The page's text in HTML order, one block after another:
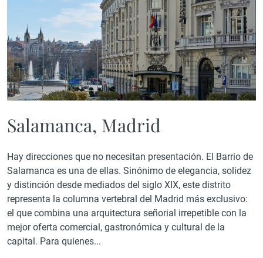
Salamanca, Madrid
Hay direcciones que no necesitan presentación. El Barrio de
Salamanca es una de ellas. Sinónimo de elegancia, solidez
y distinción desde mediados del siglo XIX, este distrito
representa la columna vertebral del Madrid más exclusivo:
el que combina una arquitectura señorial irrepetible con la
mejor oferta comercial, gastronómica y cultural de la
capital. Para quienes...